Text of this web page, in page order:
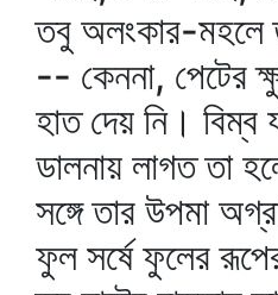
তবু অলংকার-মহলে
-- কেননা, পেটের
হাত দেয় নি। বিম্ব
ডালনায় লাগত তা
সঙ্গে তার উপমা
ফুল সর্ষে ফুলের